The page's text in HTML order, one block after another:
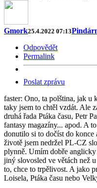
Gmork25.4.2022 07:13
Odpovědět
Permalink
Poslat zprávu
faster: Ono, ta polština, jak u
taky jsem to chtěl vzdát. Ale
druhá řada Ptáka času, Petr
fantasy magazíny... apod. A
donutilo si to dočíst do konce
životě jsem nedržel PL-CZ
plynně. Umím dobře
jiný slovosled ve větách než
to, chce to trpělivost. A jako
Loisela, Ptáka času nebo